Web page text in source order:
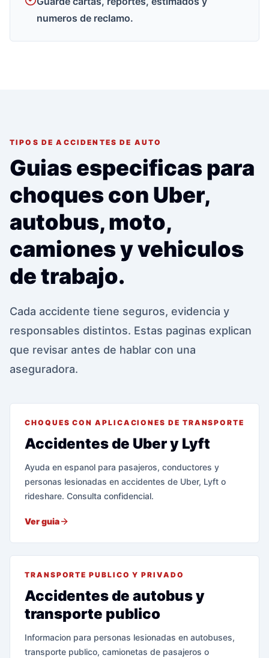
numeros de reclamo.
TIPOS DE ACCIDENTES DE AUTO
Guias especificas para
choques con Uber,
autobus, moto,
camiones y vehiculos
de trabajo.
Cada accidente tiene seguros, evidencia y
responsables distintos. Estas paginas explican
que revisar antes de hablar con una
aseguradora.
CHOQUES CON APLICACIONES DE TRANSPORTE
Accidentes de Uber y Lyft
Ayuda en espanol para pasajeros, conductores y
personas lesionadas en accidentes de Uber, Lyft o
rideshare. Consulta confidencial.
Ver guia
TRANSPORTE PUBLICO Y PRIVADO
Accidentes de autobus y
transporte publico
Informacion para personas lesionadas en autobuses,
transporte publico, camionetas de pasajeros o